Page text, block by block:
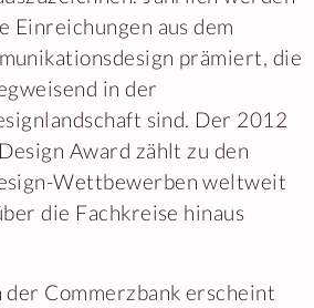
Einreichungen aus dem
prämiert, die
in der
sind. Der 2012
Award zählt zu den
Wettbewerben weltweit
die Fachkreise hinaus
der Commerzbank erscheint